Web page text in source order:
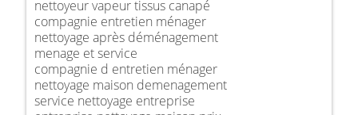
nettoyeur vapeur tissus canapé
compagnie entretien ménager
nettoyage après déménagement
menage et service
compagnie d entretien ménager
nettoyage maison demenagement
service nettoyage entreprise